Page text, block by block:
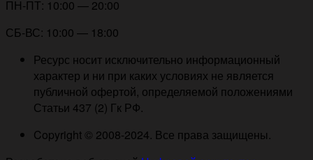
ПН-ПТ: 10:00 — 20:00
СБ-ВС: 10:00 — 18:00
Ресурс носит исключительно информационный
характер и ни при каких условиях не является
публичной офертой, определяемой положениями
Статьи 437 (2) Гк РФ.
Copyright © 2008-2024. Все права защищены.